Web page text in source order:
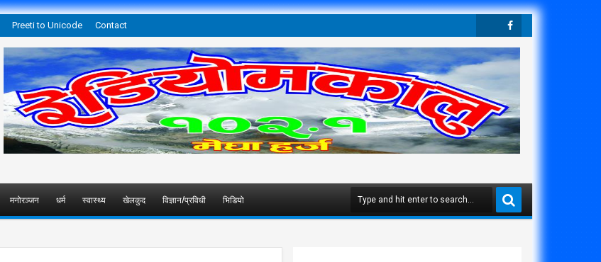
Preeti to Unicode Contact
Face
K
Twit
मनोरञ्जन धर्म स्वास्थ्य खेलकुद विज्ञान/प्रविधी भिडियो